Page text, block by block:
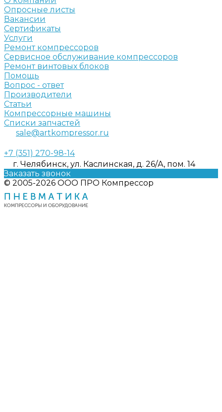
Опросные листы
Вакансии
Сертификаты
Услуги
Ремонт компрессоров
Сервисное обслуживание компрессоров
Ремонт винтовых блоков
Помощь
Вопрос - ответ
Производители
Статьи
Компрессорные машины
Списки запчастей
sale@artkompressor.ru
+7 (351) 270-98-14
г. Челябинск, ул. Каслинская, д. 26/А, пом. 14
Заказать звонок
© 2005-2026 ООО ПРО Компрессор